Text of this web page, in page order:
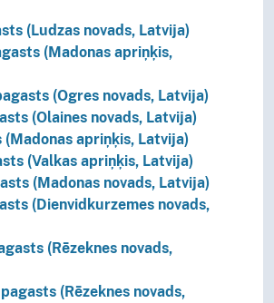
(Ludzas novads, Latvija)
(Madonas apriņķis,
(Ogres novads, Latvija)
(Olaines novads, Latvija)
(Madonas apriņķis, Latvija)
(Valkas apriņķis, Latvija)
(Madonas novads, Latvija)
(Dienvidkurzemes novads,
(Rēzeknes novads,
(Rēzeknes novads,